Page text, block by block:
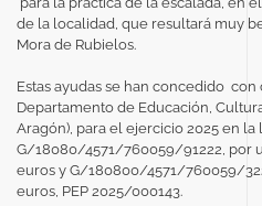
de la localidad, que resultará muy
Mora de Rubielos.
Estas ayudas se han concedido con
Departamento de Educación,
Aragón), para el ejercicio 2025 en la
G/18080/4571/760059/91222, por
euros y G/180800/4571/760059/
euros, PEP 2025/000143.